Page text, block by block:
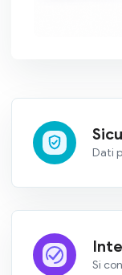
Dati
Si